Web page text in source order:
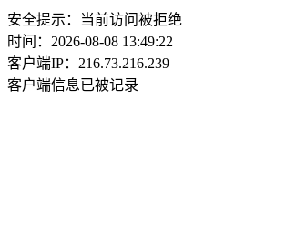
安全提示：当前访问被拒绝
时间：2026-08-08 13:49:22
客户端IP：216.73.216.239
客户端信息已被记录